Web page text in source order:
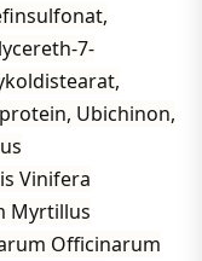
7-
Ubichinon,
Vinifera
Myrtillus
Officinarum